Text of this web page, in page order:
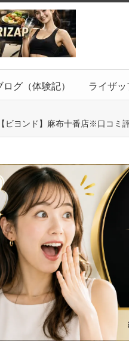
グ（体験記） ライザ
ビヨンド】麻布十番店※口コミ